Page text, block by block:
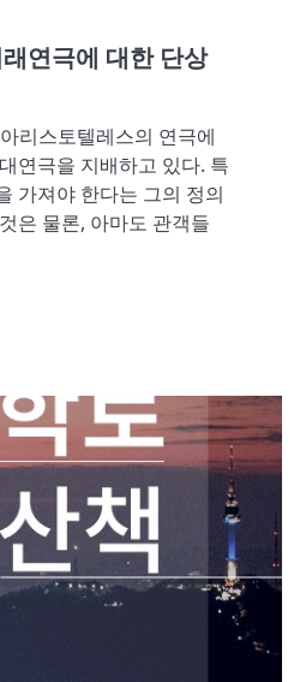
연극에 대한 단상
리스토텔레스의 연극에
연극을 지배하고 있다. 특
가져야 한다는 그의 정의
은 물론, 아마도 관객들